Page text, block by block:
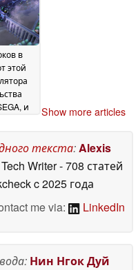
June 2026
в
этой
и
17 June
Show more articles
текста:Alexis
Writer- 708 статей
c 2025 года
me via:
LinkedIn
Нин Нгок Дуй